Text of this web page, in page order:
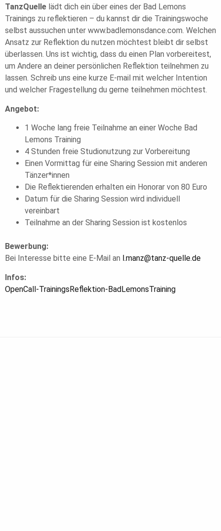
TanzQuelle lädt dich ein über eines der Bad Lemons
Trainings zu reflektieren – du kannst dir die Trainingswoche
selbst aussuchen unter www.badlemonsdance.com. Welchen
Ansatz zur Reflektion du nutzen möchtest bleibt dir selbst
überlassen. Uns ist wichtig, dass du einen Plan vorbereitest,
um Andere an deiner persönlichen Reflektion teilnehmen zu
lassen. Schreib uns eine kurze E-mail mit welcher Intention
und welcher Fragestellung du gerne teilnehmen möchtest.
Angebot:
1 Woche lang freie Teilnahme an einer Woche Bad
Lemons Training
4 Stunden freie Studionutzung zur Vorbereitung
Einen Vormittag für eine Sharing Session mit anderen
Tänzer*innen
Die Reflektierenden erhalten ein Honorar von 80 Euro
Datum für die Sharing Session wird individuell
vereinbart
Teilnahme an der Sharing Session ist kostenlos
Bewerbung:
Bei Interesse bitte eine E-Mail an l.manz@tanz-quelle.de
Infos:
OpenCall-TrainingsReflektion-BadLemonsTraining